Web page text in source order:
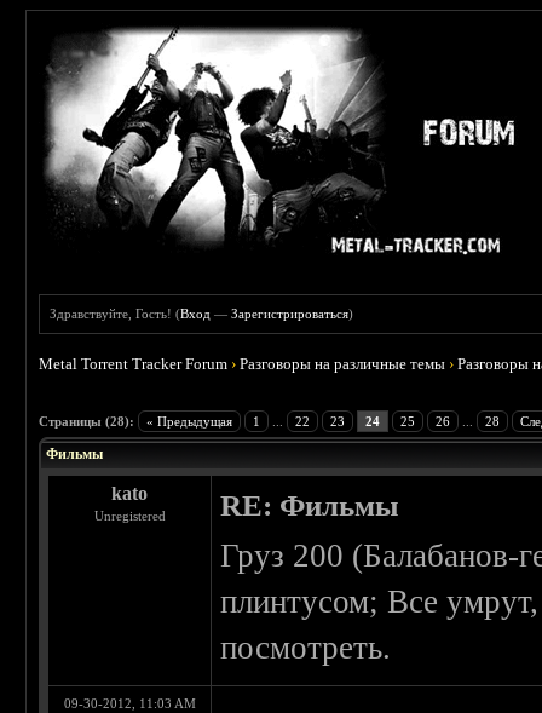
Здравствуйте, Гость! (Вход —Зарегистрироваться)
Metal Torrent Tracker Forum ›Разговоры на различные темы ›Разговоры
Страницы (28): « Предыдущая 1 22 23 24 25 26 28
Фильмы
kato
Unregistered RE: Фильмы
Груз 200 (Балабанов-
плинтусом; Все
посмотреть.
09-30-2012, 11:03 AM